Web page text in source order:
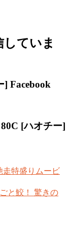
していま
] Facebook
[ハオチー]
走特盛りムービ
と鮫！ 驚きの